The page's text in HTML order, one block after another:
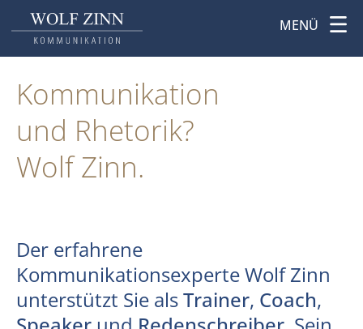
MENÜ
Kommunikation
und Rhetorik?
Wolf Zinn.
Der erfahrene
Kommunikationsexperte Wolf Zinn
unterstützt Sie alsTrainer, Coach,